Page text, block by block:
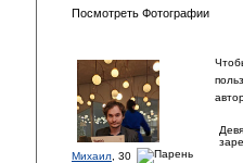
Посмотреть Фотографии
Михаил , 30